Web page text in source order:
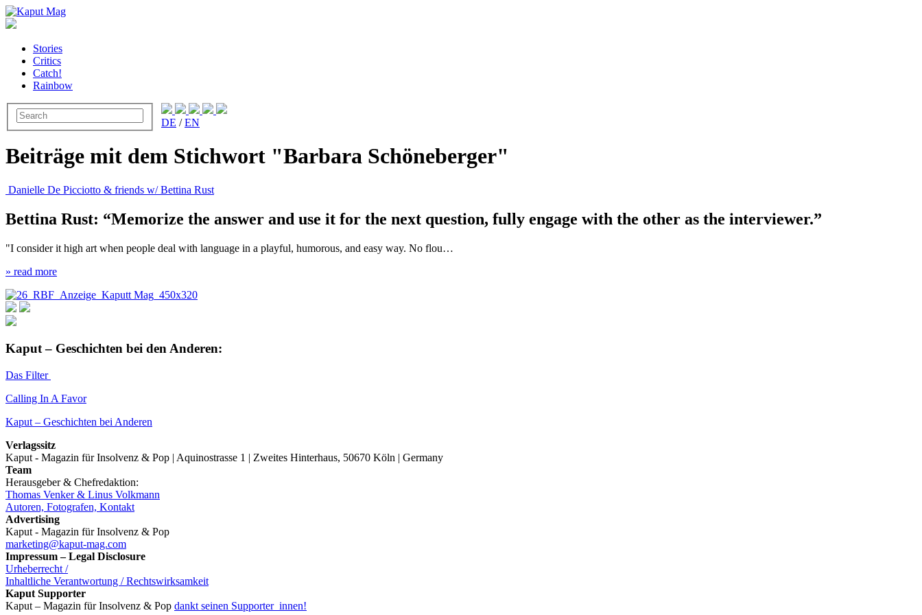
Stories
Critics
Catch!
Rainbow
DE /EN
Beiträge mit dem Stichwort "Barbara Schöneberger"
Danielle De Picciotto & friends w/ Bettina Rust
Bettina Rust: “Memorize the answer and use it for the next question, fully engage with the other as the interviewer.”
"I consider it high art when people deal with language in a playful, humorous, and easy way. No flou…
» read more
Kaput – Geschichten bei den Anderen:
Das Filter
Calling In A Favor
Kaput – Geschichten bei Anderen
Verlagssitz
Kaput - Magazin für Insolvenz & Pop | Aquinostrasse 1 | Zweites Hinterhaus, 50670 Köln | Germany
Team
Herausgeber & Chefredaktion:
Thomas Venker & Linus Volkmann
Autoren, Fotografen, Kontakt
Advertising
Kaput - Magazin für Insolvenz & Pop
marketing@kaput-mag.com
Impressum – Legal Disclosure
Urheberrecht /
Inhaltliche Verantwortung / Rechtswirksamkeit
Kaput Supporter
Kaput – Magazin für Insolvenz & Pop dankt seinen Supporter_innen!